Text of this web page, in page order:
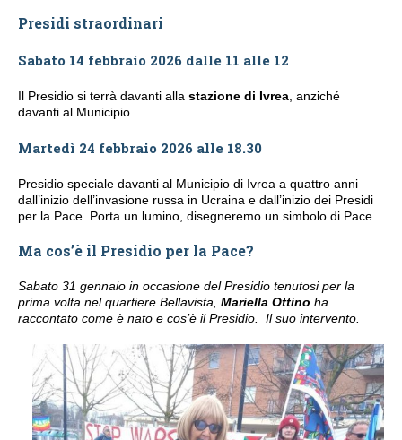
Presidi straordinari
Sabato 14 febbraio 2026 dalle 11 alle 12
Il Presidio si terrà davanti alla stazione di Ivrea , anziché
davanti al Municipio.
Martedì 24 febbraio 2026 alle 18.30
Presidio speciale davanti al Municipio di Ivrea a quattro anni
dall’inizio dell’invasione russa in Ucraina e dall’inizio dei Presidi
per la Pace. Porta un lumino, disegneremo un simbolo di Pace.
Ma cos’è il Presidio per la Pace?
Sabato 31 gennaio in occasione del Presidio tenutosi per la
prima volta nel quartiere Bellavista, Mariella Ottino ha
raccontato come è nato e cos’è il Presidio. Il suo intervento.